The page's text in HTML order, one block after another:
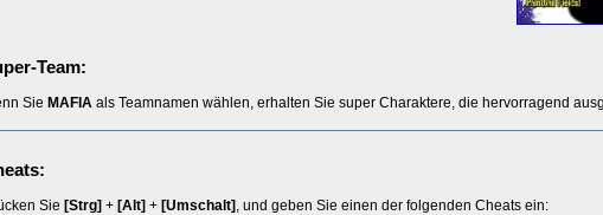
Team:
Sie MAFIA als Teamnamen wählen, erhalten Sie super Charaktere, die hervorragend
Sie [Strg] + [Alt] + [Umschalt] , und geben Sie einen der folgenden Cheats ein: